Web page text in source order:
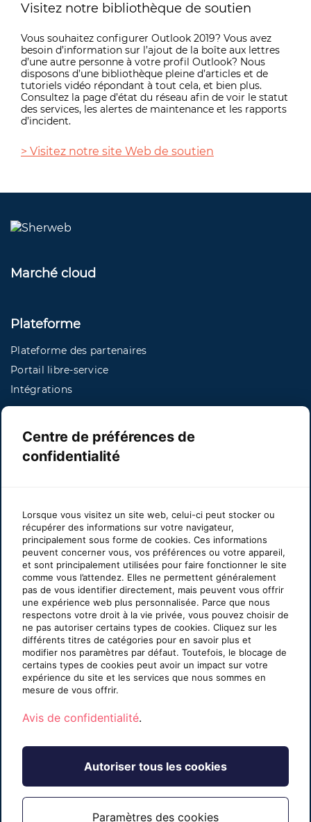
Visitez notre bibliothèque de soutien
Vous souhaitez configurer Outlook 2019? Vous avez
besoin d’information sur l’ajout de la boîte aux lettres
d’une autre personne à votre profil Outlook? Nous
disposons d’une bibliothèque pleine d’articles et de
tutoriels vidéo répondant à tout cela, et bien plus.
Consultez la page d’état du réseau afin de voir le statut
des services, les alertes de maintenance et les rapports
d’incident.
> Visitez notre site Web de soutien
Marché cloud
Plateforme
Plateforme des partenaires
Portail libre-service
Intégrations
Services
À propos
Survol de l’entreprise
Équipe Sherweb
Blogue (en anglais seulement)
Événements (en anglais seulement)
Nouvelles
Carrières
Documentation juridique
© Sherweb, 2026 — Tous droits réservés
Avis de confidentialité
Centre de préférences de
confidentialité
Lorsque vous visitez un site web, celui-ci peut stocker ou
récupérer des informations sur votre navigateur,
principalement sous forme de cookies. Ces informations
peuvent concerner vous, vos préférences ou votre appareil,
et sont principalement utilisées pour faire fonctionner le site
comme vous l’attendez. Elles ne permettent généralement
pas de vous identifier directement, mais peuvent vous offrir
une expérience web plus personnalisée. Parce que nous
respectons votre droit à la vie privée, vous pouvez choisir de
ne pas autoriser certains types de cookies. Cliquez sur les
différents titres de catégories pour en savoir plus et
modifier nos paramètres par défaut. Toutefois, le blocage de
certains types de cookies peut avoir un impact sur votre
expérience du site et les services que nous sommes en
mesure de vous offrir.
Avis de confidentialité.
Autoriser tous les cookies
Paramètres des cookies